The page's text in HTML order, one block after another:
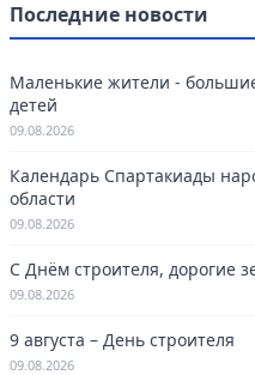
Последние новости
Маленькие жители -
детей
09.08.2026
Календарь Спартакиады
области
09.08.2026
С Днём строителя, дорогие
09.08.2026
9 августа – День строителя
09.08.2026